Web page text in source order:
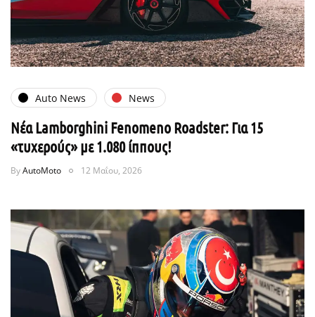
Auto News News
Νέα Lamborghini Fenomeno Roadster: Για 15
«τυχερούς» με 1.080 ίππους!
ByAutoMoto 12 Μαΐου, 2026